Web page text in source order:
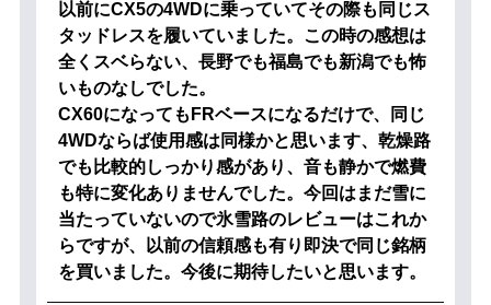
以前にCX5の4WDに乗っていてその際も同じス
タッドレスを履いていました。この時の感想は
全くスベらない、長野でも福島でも新潟でも怖
いものなしでした。
CX60になってもFRベースになるだけで、同じ
4WDならば使用感は同様かと思います、乾燥路
でも比較的しっかり感があり、音も静かで燃費
も特に変化ありませんでした。今回はまだ雪に
当たっていないので氷雪路のレビューはこれか
らですが、以前の信頼感も有り即決で同じ銘柄
を買いました。今後に期待したいと思います。